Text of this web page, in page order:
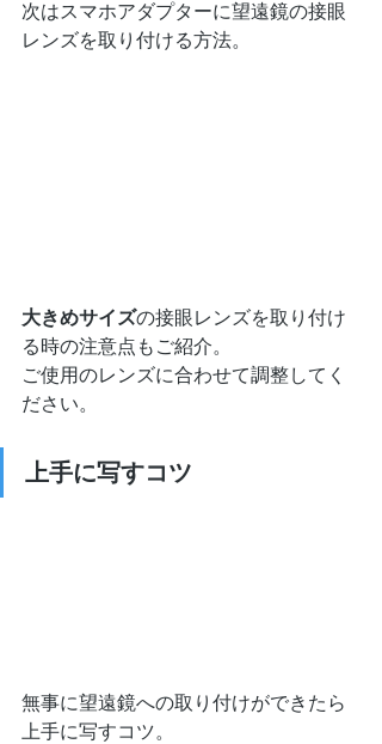
次はスマホアダプターに望遠鏡の接眼
レンズを取り付ける方法。
大きめサイズの接眼レンズを取り付け
る時の注意点もご紹介。
ご使用のレンズに合わせて調整してく
ださい。
上手に写すコツ
無事に望遠鏡への取り付けができたら
上手に写すコツ。